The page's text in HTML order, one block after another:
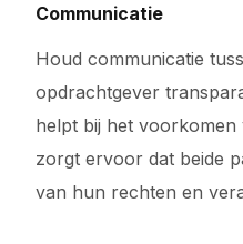
Communicatie
Houd communicatie
opdrachtgever
helpt bij het voorkomen
zorgt ervoor dat beide
van hun rechten en